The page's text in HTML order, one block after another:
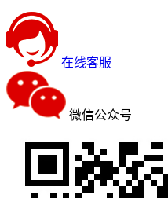
在线客服
微信公众号